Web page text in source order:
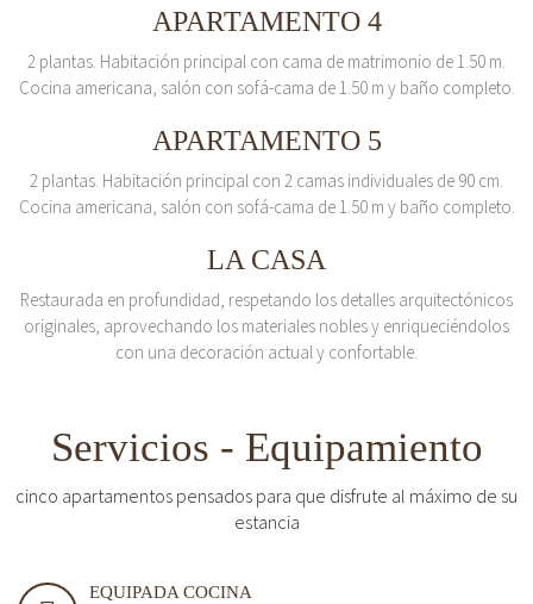
APARTAMENTO 4
2 plantas. Habitación principal con cama de matrimonio de 1.50 m.
Cocina americana, salón con sofá-cama de 1.50 m y baño completo.
APARTAMENTO 5
2 plantas. Habitación principal con 2 camas individuales de 90 cm.
Cocina americana, salón con sofá-cama de 1.50 m y baño completo.
LA CASA
Restaurada en profundidad, respetando los detalles arquitectónicos
originales, aprovechando los materiales nobles y enriqueciéndolos
con una decoración actual y confortable.
Servicios - Equipamiento
cinco apartamentos pensados para que disfrute al máximo de su
estancia
EQUIPADA COCINA